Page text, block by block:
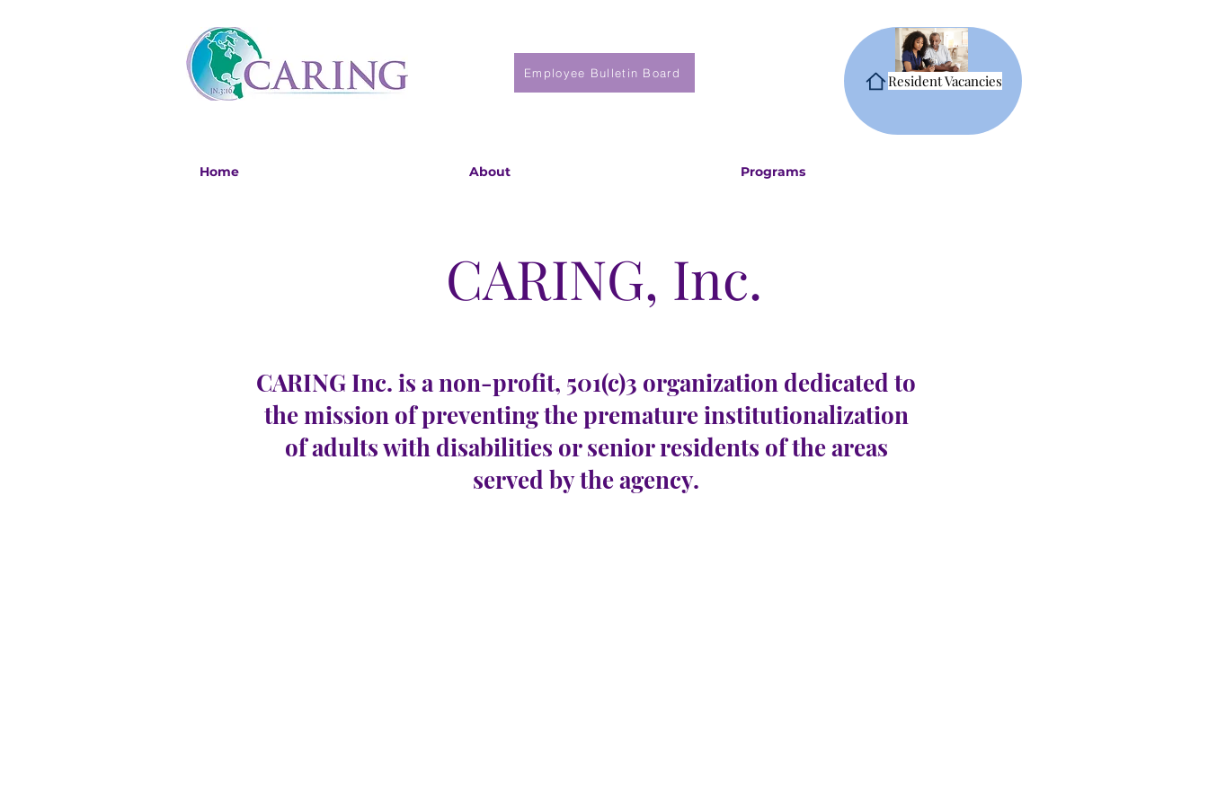
Employee Bulletin Board Resident Vacancies
Home About Programs
CARING, Inc.
CARING Inc. is a non-profit, 501(c)3 organization dedicated to
the mission of preventing the premature institutionalization
of adults with disabilities or senior residents of the areas
served by the agency.